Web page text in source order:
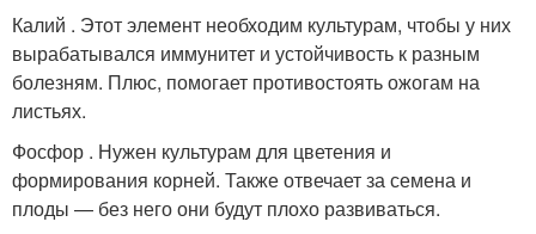
Калий . Этот элемент необходим культурам, чтобы у них
вырабатывался иммунитет и устойчивость к разным
болезням. Плюс, помогает противостоять ожогам на
листьях.
Фосфор . Нужен культурам для цветения и
формирования корней. Также отвечает за семена и
плоды — без него они будут плохо развиваться.